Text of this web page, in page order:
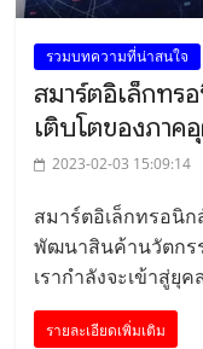
รวมบทความที่น่าสนใจ
สมาร์ตอิเล็กทร
เติบโตของภาค
2023-02-03 15:09:14
สมาร์ตอิเล็กทรอนิ
พัฒนาสินค้านวัตกร
เรากำลังจะเข้าสู่ยุ
รายละเอียดเพิ่มเติม